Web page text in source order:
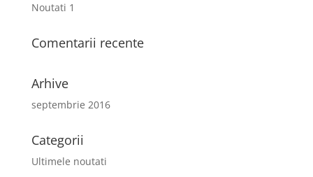
Noutati 1
Comentarii recente
Arhive
septembrie 2016
Categorii
Ultimele noutati